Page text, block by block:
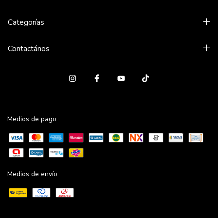
Categorías
Contactános
Medios de pago
Medios de envío